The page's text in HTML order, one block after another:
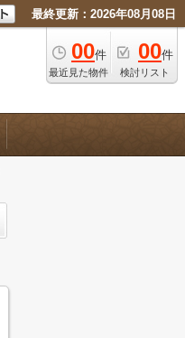
最終更新：2026年08月08日
00件
最近見た物件
00件
検討リスト